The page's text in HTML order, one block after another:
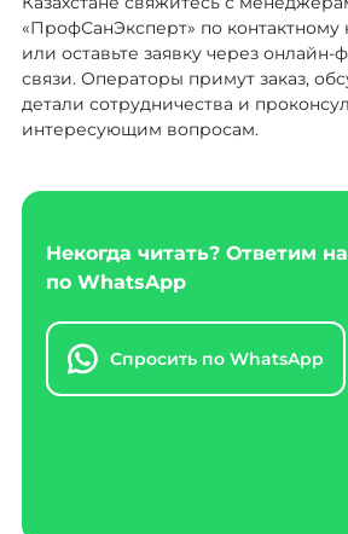
«ПрофСанЭксперт» по
или оставьте заявку через
связи. Операторы примут заказ,
детали сотрудничества и
интересующим вопросам.
Некогда читать? Ответим
по WhatsApp
Спросить по WhatsApp